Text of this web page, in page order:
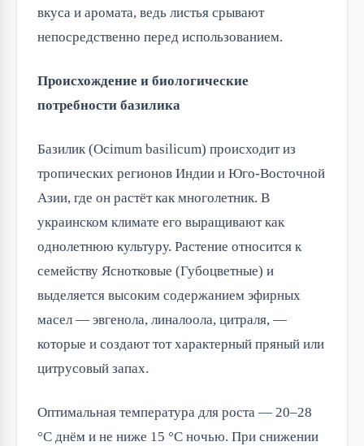
вкуса и аромата, ведь листья срывают
непосредственно перед использованием.
Происхождение и биологические
потребности базилика
Базилик (Ocimum basilicum) происходит из
тропических регионов Индии и Юго-Восточной
Азии, где он растёт как многолетник. В
украинском климате его выращивают как
однолетнюю культуру. Растение относится к
семейству Яснотковые (Губоцветные) и
выделяется высоким содержанием эфирных
масел — эвгенола, линалоола, цитраля, —
которые и создают тот характерный пряный или
цитрусовый запах.
Оптимальная температура для роста — 20–28
°C днём и не ниже 15 °C ночью. При снижении